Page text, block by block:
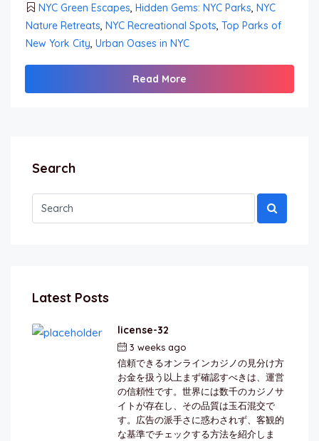
NYC Green Escapes, Hidden Gems: NYC Parks, NYC
Nature Retreats, NYC Recreational Spots, Top Parks of
New York City, Urban Oases in NYC
Read More
Search
Latest Posts
license-32
3 weeks ago
信頼できるオンラインカジノの見分け方
お金を扱う以上まず確認すべきは、運営
の信頼性です。世界には数千のカジノサ
イトが存在し、その品質は玉石混交で
す。広告の派手さに惑わされず、客観的
な基準でチェックする方法を紹介しま